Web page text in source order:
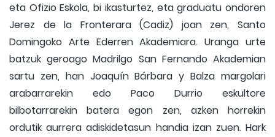
eta Ofizio Eskola, bi ikasturtez, eta graduatu ondoren
Jerez de la Fronterara (Cadiz) joan zen, Santo
Domingoko Arte Ederren Akademiara. Uranga urte
batzuk geroago Madrilgo San Fernando Akademian
sartu zen, han Joaquín Bárbara y Balza margolari
arabarrarekin edo Paco Durrio eskultore
bilbotarrarekin batera egon zen, azken horrekin
ordutik aurrera adiskidetasun handia izan zuen. Hark